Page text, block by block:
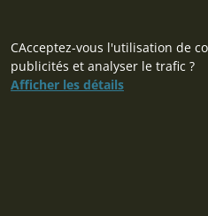
CAcceptez-vous l'utilisation de
publicités et analyser le trafic ?
Afficher les détails